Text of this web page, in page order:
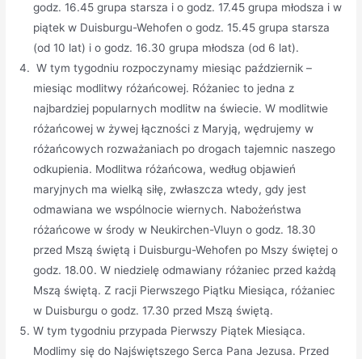
godz. 16.45 grupa starsza i o godz. 17.45 grupa młodsza i w
piątek w Duisburgu-Wehofen o godz. 15.45 grupa starsza
(od 10 lat) i o godz. 16.30 grupa młodsza (od 6 lat).
W tym tygodniu rozpoczynamy miesiąc październik –
miesiąc modlitwy różańcowej. Różaniec to jedna z
najbardziej popularnych modlitw na świecie. W modlitwie
różańcowej w żywej łączności z Maryją, wędrujemy w
różańcowych rozważaniach po drogach tajemnic naszego
odkupienia. Modlitwa różańcowa, według objawień
maryjnych ma wielką siłę, zwłaszcza wtedy, gdy jest
odmawiana we wspólnocie wiernych. Nabożeństwa
różańcowe w środy w Neukirchen-Vluyn o godz. 18.30
przed Mszą świętą i Duisburgu-Wehofen po Mszy świętej o
godz. 18.00. W niedzielę odmawiany różaniec przed każdą
Mszą świętą. Z racji Pierwszego Piątku Miesiąca, różaniec
w Duisburgu o godz. 17.30 przed Mszą świętą.
W tym tygodniu przypada Pierwszy Piątek Miesiąca.
Modlimy się do Najświętszego Serca Pana Jezusa. Przed